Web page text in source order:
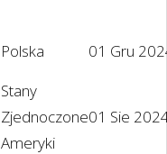
Polska 01 Gru
Stany
Zjednoczone
Ameryki
01 Sie